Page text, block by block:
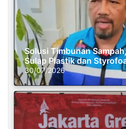
Solusi Timbunan
Sulap Plastik dan
30/07/2026